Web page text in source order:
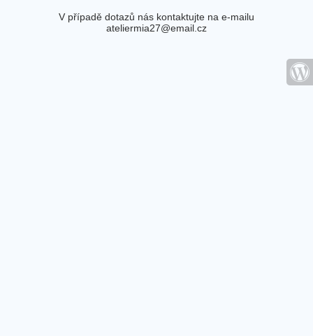
V případě dotazů nás kontaktujte na e-mailu
ateliermia27@email.cz